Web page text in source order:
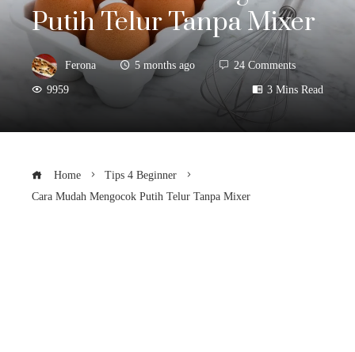
Putih Telur Tanpa Mixer
Ferona 5 months ago 24 Comments
9959 3 Mins Read
Home
Tips 4 Beginner
Cara Mudah Mengocok Putih Telur Tanpa Mixer